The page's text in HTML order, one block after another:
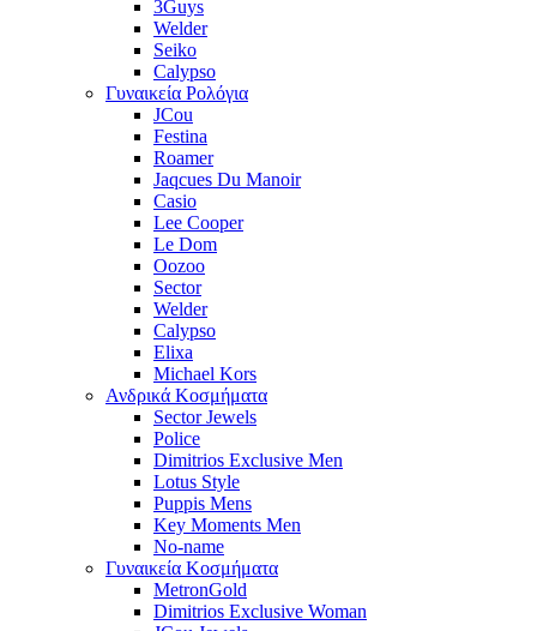
3Guys
Welder
Seiko
Calypso
Γυναικεία Ρολόγια
JCou
Festina
Roamer
Jaqcues Du Manoir
Casio
Lee Cooper
Le Dom
Oozoo
Sector
Welder
Calypso
Elixa
Michael Kors
Ανδρικά Κοσμήματα
Sector Jewels
Police
Dimitrios Exclusive Men
Lotus Style
Puppis Mens
Key Moments Men
No-name
Γυναικεία Κοσμήματα
MetronGold
Dimitrios Exclusive Woman